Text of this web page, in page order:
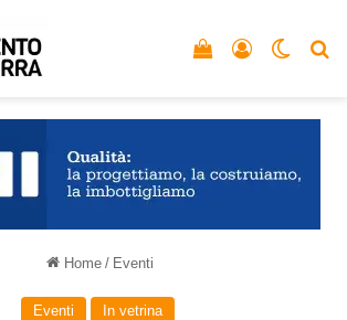
Accedi
Vedi il carrello
Home / Eventi
Eventi In vetrina